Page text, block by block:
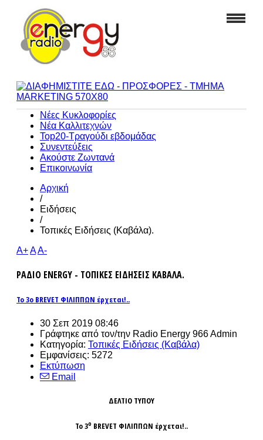
Νέες Κυκλοφορίες
Νέα Καλλιτεχνών
Top20-Τραγούδι εβδομάδας
Συνεντεύξεις
Ακούστε Ζωντανά
Επικοινωνία
Αρχική
/
Ειδήσεις
/
Τοπικές Ειδήσεις (Καβάλα).
A+AA-
ΡΑΔΙΟ ENERGY - ΤΟΠΙΚΕΣ ΕΙΔΗΣΕΙΣ ΚΑΒΑΛΑ.
Το 3ο BREVET ΦΙΛΙΠΠΩΝ έρχεται!..
30 Σεπ 2019 08:46
Γράφτηκε από τον/την Radio Energy 966 Admin
Κατηγορία: Τοπικές Ειδήσεις (Καβάλα)
Εμφανίσεις: 5272
Εκτύπωση
Email
ΔΕΛΤΙΟ ΤΥΠΟΥ
Το 3ο BREVET ΦΙΛΙΠΠΩΝ έρχεται!..